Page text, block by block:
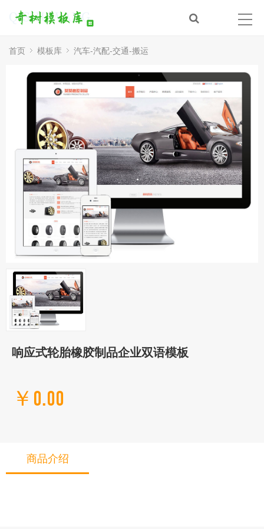
首页 模板库 汽车-汽配-交通-搬运
响应式轮胎橡胶制品企业双语模板
￥0.00
商品介绍